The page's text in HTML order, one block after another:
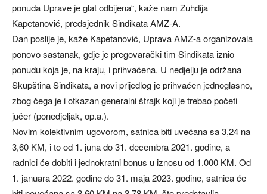
ponuda Uprave je glat odbijena“, kaže nam Zuhdija
Kapetanović, predsjednik Sindikata AMZ-A.
Dan poslije je, kaže Kapetanović, Uprava AMZ-a organizovala
ponovo sastanak, gdje je pregovarački tim Sindikata iznio
ponudu koja je, na kraju, i prihvaćena. U nedjelju je održana
Skupština Sindikata, a novi prijedlog je prihvaćen jednoglasno,
zbog čega je i otkazan generalni štrajk koji je trebao početi
jučer (ponedjeljak, op.a.).
Novim kolektivnim ugovorom, satnica biti uvećana sa 3,24 na
3,60 KM, i to od 1. juna do 31. decembra 2021. godine, a
radnici će dobiti i jednokratni bonus u iznosu od 1.000 KM. Od
1. januara 2022. godine do 31. maja 2023. godine, satnica će